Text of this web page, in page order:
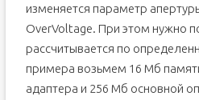
изменяется параметр
OverVoltage. При этом нужно
рассчитывается по
примера возьмем 16 Мб
адаптера и 256 Мб основной